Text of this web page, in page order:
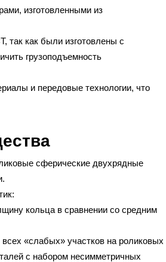
изготовленными из
так как были изготовлены с
грузоподъемность
и передовые технологии, что
сферические двухрядные
кольца в сравнении со средним
всех «слабых» участков на роликовых
с набором несимметричных